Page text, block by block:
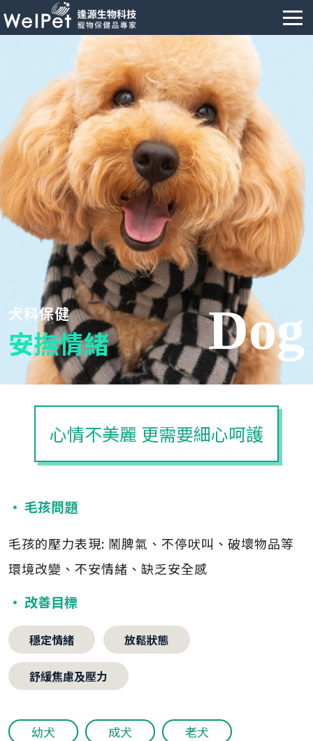
犬科保健
安撫情緒 Dog
心情不美麗 更需要細心呵護
‧ 毛孩問題
毛孩的壓力表現: 鬧脾氣、不停吠叫、破壞物品等
環境改變、不安情緒、缺乏安全感
‧ 改善目標
穩定情緒 放鬆狀態
舒緩焦慮及壓力
幼犬 成犬
老犬